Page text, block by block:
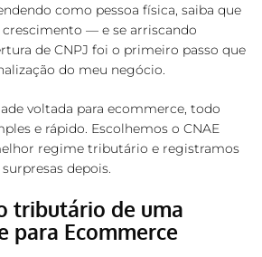
como pessoa física, saiba que
— e se arriscando
de CNPJ foi o primeiro passo que
do meu negócio.
voltada para ecommerce, todo
e rápido. Escolhemos o CNAE
regime tributário e registramos
depois.
tributário de uma
para Ecommerce